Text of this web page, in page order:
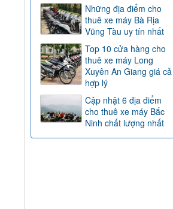
Những địa điểm cho
thuê xe máy Bà Rịa
Vũng Tàu uy tín nhất
Top 10 cửa hàng cho
thuê xe máy Long
Xuyên An Giang giá cả
hợp lý
Cập nhật 6 địa điểm
cho thuê xe máy Bắc
Ninh chất lượng nhất